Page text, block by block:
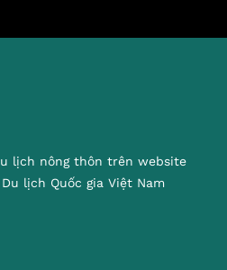
lịch nông thôn trên website
lịch Quốc gia Việt Nam